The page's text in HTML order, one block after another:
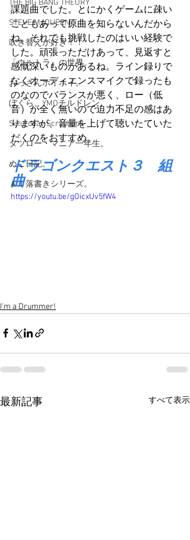
THE BIG BANG THEORY
STEVE McQUEEN
吹き替えが好き！！
「ウルトラ」の世界。
おっさんホイホイ。
ぼくら、YMOチルドレン。
Saturdeay Scrapbook
タツロー・マニア一年生。
ぬこ日記。
ＡＩ落書きシリーズ。
課題曲でした。とにかくゲームに疎い
こともあって原曲を知らないんだから
ね。それでも挑戦したのはいい経験で
した。頑張っただけあって、見返すと
感慨深いものがあるね。ライン録りで
なくオーディエンスマイクで録ったも
のなのでバランスが悪く、ロー（低
音）が全く無いので迫力不足の感はあ
りますが、音量を上げて聴いたていた
だくのをおすすめ。
ドラゴンクエスト３　組
曲
https://youtu.be/gOicxUv5fW4
I'm a Drummer!
最新記事 すべて表示